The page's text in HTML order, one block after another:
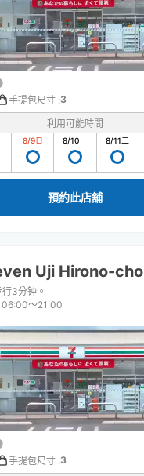
手提包尺寸 :3
利用可能時間
8/9日 8/10一 8/11二
預約此店舖
Uji Hirono-cho
3分钟。
06:00〜21:00
手提包尺寸 :3